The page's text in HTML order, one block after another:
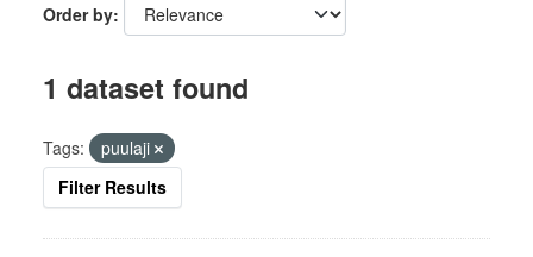
Order by
1 dataset found
Tags:
puulaji
Filter Results